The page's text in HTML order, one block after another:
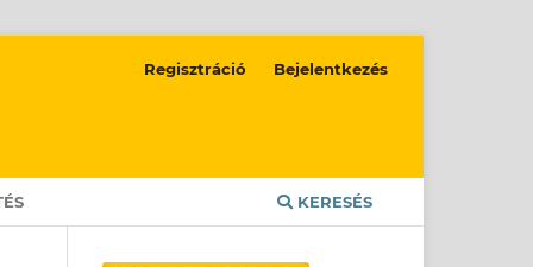
KERESÉS
Regisztráció Bejelentkezés